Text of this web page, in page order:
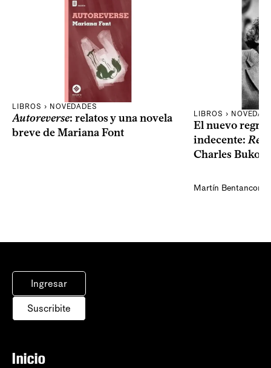
LIBROS › NOVEDADES
Autoreverse: relatos y una novela
breve de Mariana Font
LIBROS ›
El nuevo
indecente:
Charles
Martín Bentancor
Ingresar
Suscribite
Inicio